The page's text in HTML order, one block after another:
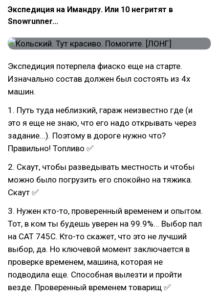
Экспедиция на Имандру. Или 10 негритят в
Snowrunner...
Экспедиция потерпела фиаско еще на старте.
Изначально состав должен был состоять из 4х
машин.
1. Путь туда неблизкий, гараж неизвестно где (и
это я еще не знаю, что его надо открывать через
задание...). Поэтому в дороге нужно что?
Правильно! Топливо ✅
2. Скаут, чтобы разведывать местность и чтобы
можно было погрузить его спокойно на тяжика.
Скаут ✅
3. Нужен кто-то, проверенный временем и опытом.
Тот, в ком ты будешь уверен на 99.9%... Выбор пал
на CAT 745С. Кто-то скажет, что это не лучший
выбор, да. Но ключевой момент заключается в
проверке временем, машина, которая не
подводила еще. Способная вылезти и пройти
везде. Проверенный временем товарищ ✅